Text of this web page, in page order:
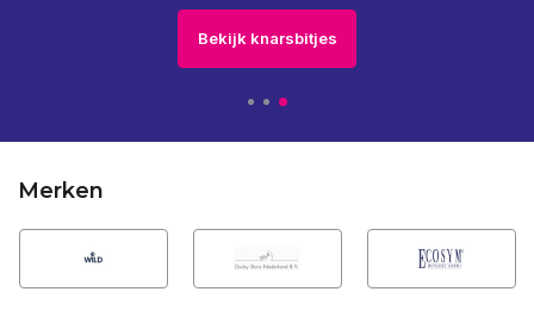
Bekijk knarsbitjes
Merken